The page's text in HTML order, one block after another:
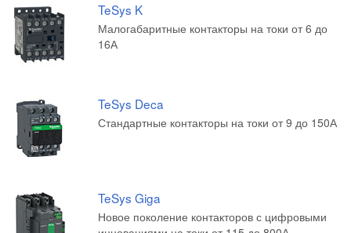
TeSys K
Малогабаритные контакторы на токи от 6 до
16А
TeSys Deca
Стандартные контакторы на токи от 9 до 150А
TeSys Giga
Новое поколение контакторов с цифровыми